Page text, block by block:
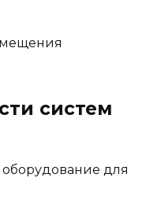
систем
для